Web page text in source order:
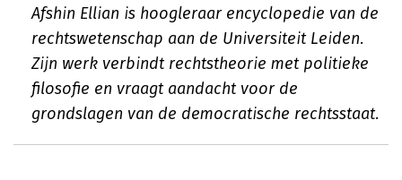
Afshin Ellian is hoogleraar encyclopedie van de
rechtswetenschap aan de Universiteit Leiden.
Zijn werk verbindt rechtstheorie met politieke
filosofie en vraagt aandacht voor de
grondslagen van de democratische rechtsstaat.